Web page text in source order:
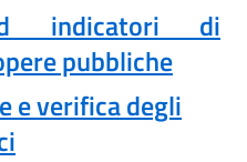
indicatori di
pubbliche
e verifica degli